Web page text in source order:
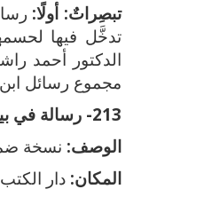
تبصِراتٌ: أولًا:
تدخَّل فيها
الدكتور أحمد
مجموع رسائل
213- رسالة في بيان بعض الهفوات الصادرة عن بعض القضاة:
الوصف: نسخة ضمن
المكان: دار الكتب